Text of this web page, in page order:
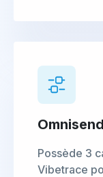
Omnisend
Possède 3
Vibetrace